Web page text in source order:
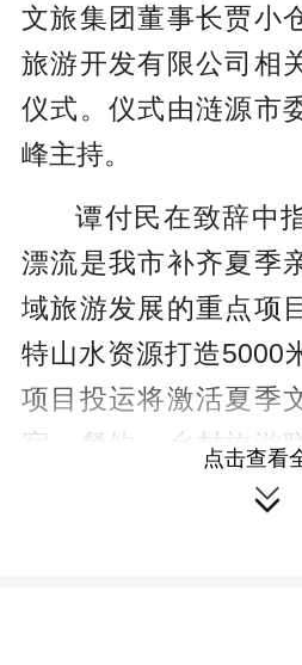
文旅集团董事长贾小
旅游开发有限公司相
仪式。仪式由涟源市
峰主持。
谭付民在致辞中
漂流是我市补齐夏季
域旅游发展的重点项
特山水资源打造5000
项目投运将激活夏季
宿、餐饮、乡村旅游
村振兴。他要求运营
提升服务品质，各职
障服务，合力打响“
点击查看
